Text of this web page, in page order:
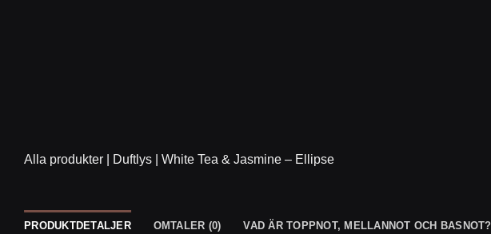
Alla produkter Duftlys White Tea & Jasmine – Ellipse
PRODUKTDETALJER OMTALER (0) VAD ÄR TOPPNOT, MELLANNOT OCH BASNOT?